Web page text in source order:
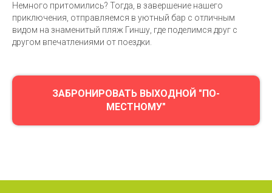
Немного притомились? Тогда, в завершение нашего
приключения, отправляемся в уютный бар с отличным
видом на знаменитый пляж Гиншу, где поделимся друг с
другом впечатлениями от поездки.
ЗАБРОНИРОВАТЬ ВЫХОДНОЙ "ПО-
МЕСТНОМУ"